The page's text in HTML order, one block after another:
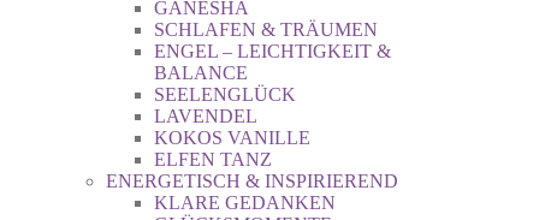
GANESHA
SCHLAFEN & TRÄUMEN
ENGEL – LEICHTIGKEIT &
BALANCE
SEELENGLÜCK
LAVENDEL
KOKOS VANILLE
ELFEN TANZ
ENERGETISCH & INSPIRIEREND
KLARE GEDANKEN